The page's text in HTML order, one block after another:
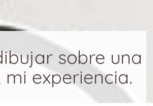
sobre una
mi experiencia.